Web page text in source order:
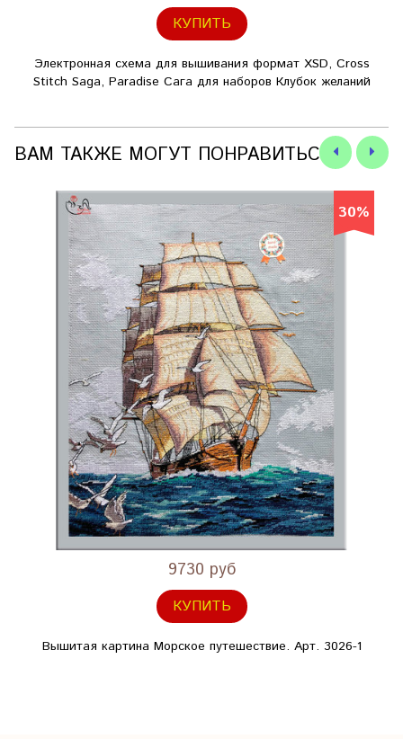
КУПИТЬ
Электронная схема для вышивания формат XSD, Cross
Stitch Saga, Paradise Сага для наборов Клубок желаний
ВАМ ТАКЖЕ МОГУТ ПОНРАВИТЬСЯ
30%
9730 руб
КУПИТЬ
Вышитая картина Морское путешествие. Арт. 3026-1